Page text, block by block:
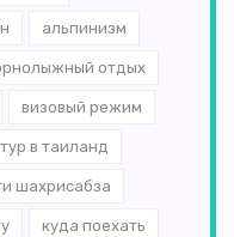
альпинизм
отдых
визовый режим
тур в таиланд
шахрисабза
куда поехать